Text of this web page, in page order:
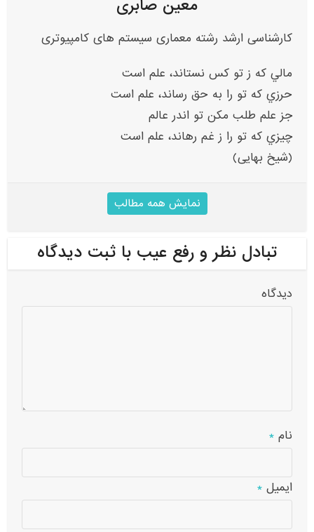
معین صابری
کارشناسی ارشد رشته معماری سیستم های کامپیوتری
مالي که ز تو کس نستاند، علم است
حرزي که تو را به حق رساند، علم است
جز علم طلب مکن تو اندر عالم
چيزي که تو را ز غم رهاند، علم است
(شیخ بهایی)
نمایش همه مطالب
تبادل نظر و رفع عیب با ثبت دیدگاه
دیدگاه
نام*
ایمیل*